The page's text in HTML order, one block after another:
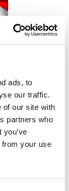
ads, to
our traffic.
of our site with
partners who
from your use